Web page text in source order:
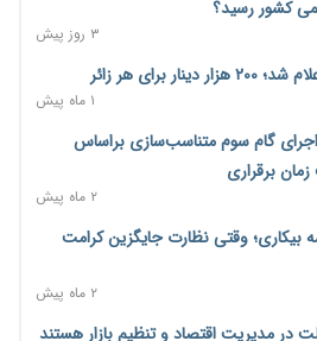
۳۰ درصد کاهش یافت؛ وعده وزارت نیرو برای رفع
۶ ساعت پیش
اشتغال؛ «یاوران پیشرفت»
۷ ساعت پیش
پرداخت «حق جنگ»؛ از نفت و گاز تا
کشور رسید؟
۳ روز پیش
۱ ماه پیش
گام سوم متناسب‌سازی براساس
۲ ماه پیش
بیکاری؛ وقتی نظارت جایگزین کرامت
۲ ماه پیش
در مدیریت اقتصاد و تنظیم بازار هستند